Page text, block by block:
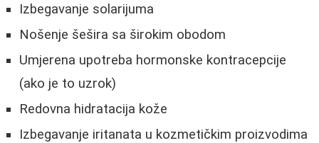
Izbegavanje solarijuma
Nošenje šešira sa širokim obodom
Umjerena upotreba hormonske kontracepcije
(ako je to uzrok)
Redovna hidratacija kože
Izbegavanje iritanata u kozmetičkim proizvodima